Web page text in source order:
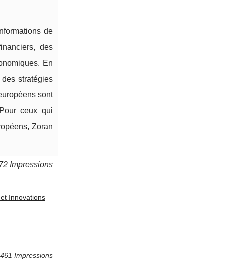
de
des
En
stratégies
sont
ceux qui
Zoran
Impressions
Innovations
461 Impressions